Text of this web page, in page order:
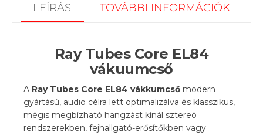
LEÍRÁS TOVÁBBI INFORMÁCIÓK
Ray Tubes Core EL84
vákuumcső
A Ray Tubes Core EL84 vákkumcső modern
gyártású, audio célra lett optimalizálva és klasszikus,
mégis megbízható hangzást kínál sztereó
rendszerekben, fejhallgató-erősítőkben vagy